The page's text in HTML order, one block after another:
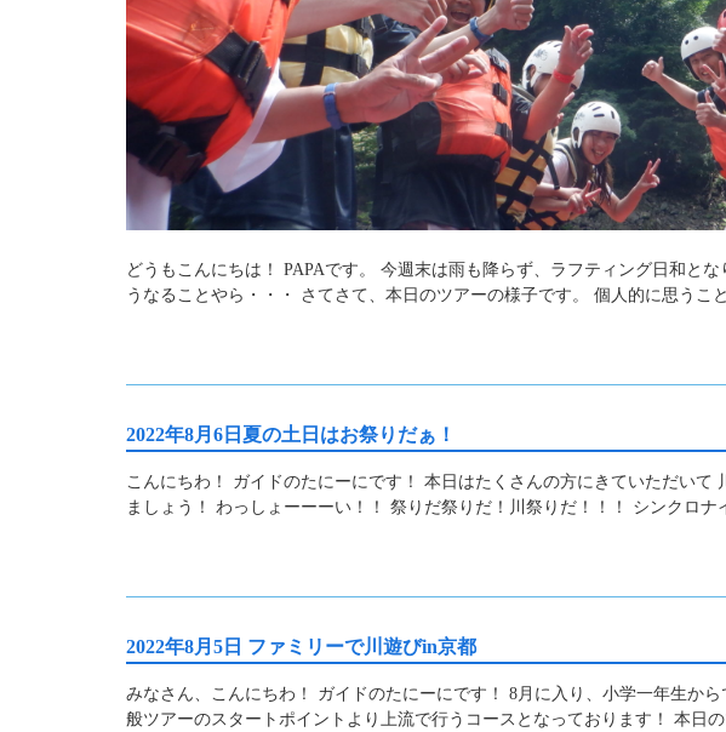
どうもこんにちは！ PAPAです。 今週末は雨も降らず、ラフティング日和と
うなることやら・・・ さてさて、本日のツアーの様子です。 個人的に思うこ
2022年8月6日夏の土日はお祭りだぁ！
こんにちわ！ ガイドのたにーにです！ 本日はたくさんの方にきていただいて
ましょう！ わっしょーーーい！！ 祭りだ祭りだ！川祭りだ！！！ シンクロ
2022年8月5日 ファミリーで川遊びin京都
みなさん、こんにちわ！ ガイドのたにーにです！ 8月に入り、小学一年生か
般ツアーのスタートポイントより上流で行うコースとなっております！ 本日